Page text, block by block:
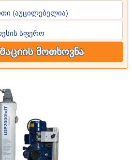
(აუცილებელია)
სფერო
მოთხოვნა